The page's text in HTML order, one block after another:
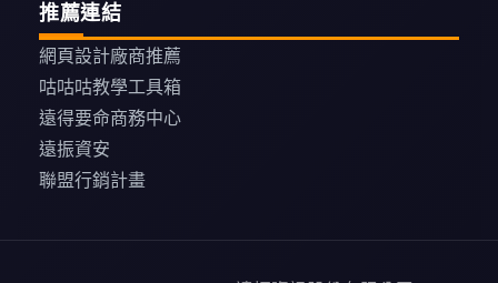
推薦連結
網頁設計廠商推薦
咕咕咕教學工具箱
遠得要命商務中心
遠振資安
聯盟行銷計畫